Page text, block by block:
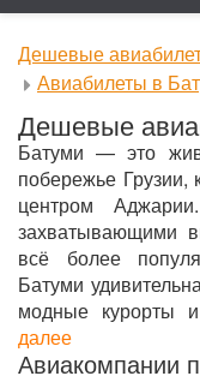
Дешевые
Авиабилеты в
Дешевые
Батуми — это
побережье Грузии,
центром
захватывающими
всё более
Батуми
модные курорты и
далее
Авиакомпании